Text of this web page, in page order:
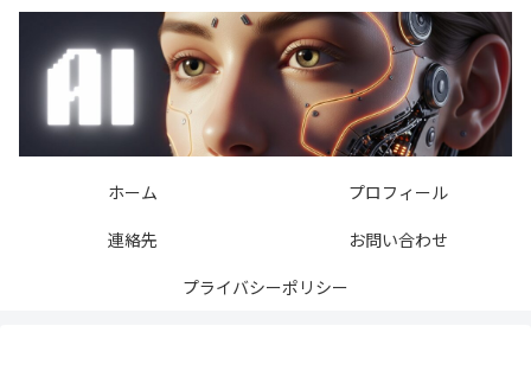
ホーム
プロフィール
連絡先
お問い合わせ
プライバシーポリシー